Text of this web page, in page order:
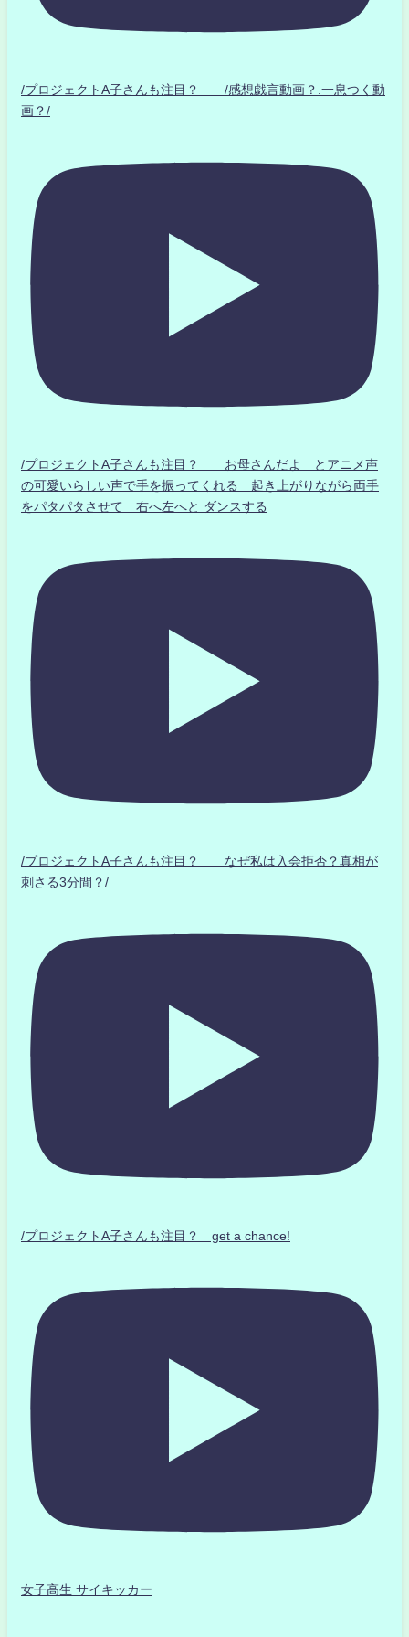
/プロジェクトA子さんも注目？ /感想戯言動画？.一息つく動
画？/
/プロジェクトA子さんも注目？ お母さんだよ とアニメ声
の可愛いらしい声で手を振ってくれる 起き上がりながら両手
をパタパタさせて 右へ左へと ダンスする
/プロジェクトA子さんも注目？ なぜ私は入会拒否？真相が
刺さる3分間？/
/プロジェクトA子さんも注目？ get a chance!
女子高生 サイキッカー